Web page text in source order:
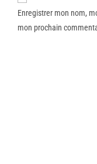
Enregistrer mon nom,
mon prochain